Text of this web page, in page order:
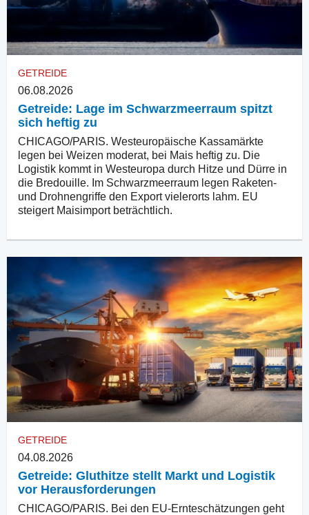
GETREIDE
06.08.2026
Getreide: Lage im Schwarzmeerraum spitzt
sich heftig zu
CHICAGO/PARIS. Westeuropäische Kassamärkte
legen bei Weizen moderat, bei Mais heftig zu. Die
Logistik kommt in Westeuropa durch Hitze und Dürre in
die Bredouille. Im Schwarzmeerraum legen Raketen-
und Drohnengriffe den Export vielerorts lahm. EU
steigert Maisimport beträchtlich.
GETREIDE
04.08.2026
Getreide: Gluthitze stellt Markt und Logistik
vor Herausforderungen
CHICAGO/PARIS. Bei den EU-Ernteschätzungen geht